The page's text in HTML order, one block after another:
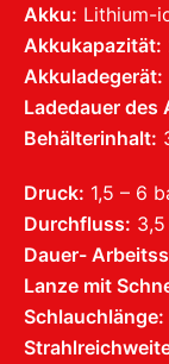
Akku: Lithium-
Akkukapazität:
Akkuladegerät:
Ladedauer des
Behälterinhalt:
Druck: 1,5 – 6
Durchfluss:
Dauer-
Lanze mit
Schlauchlänge: